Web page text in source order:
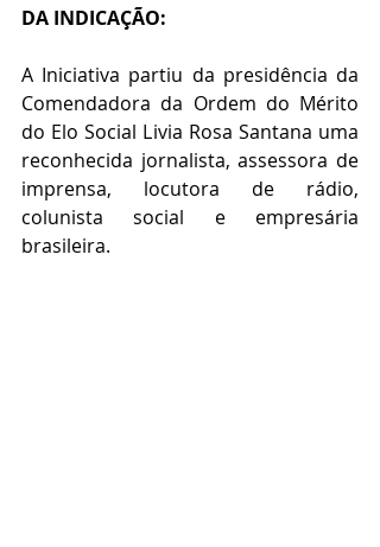
DA INDICAÇÃO:
A Iniciativa partiu da presidência da
Comendadora da Ordem do Mérito
do Elo Social Livia Rosa Santana uma
reconhecida jornalista, assessora de
imprensa, locutora de rádio,
colunista social e empresária
brasileira.